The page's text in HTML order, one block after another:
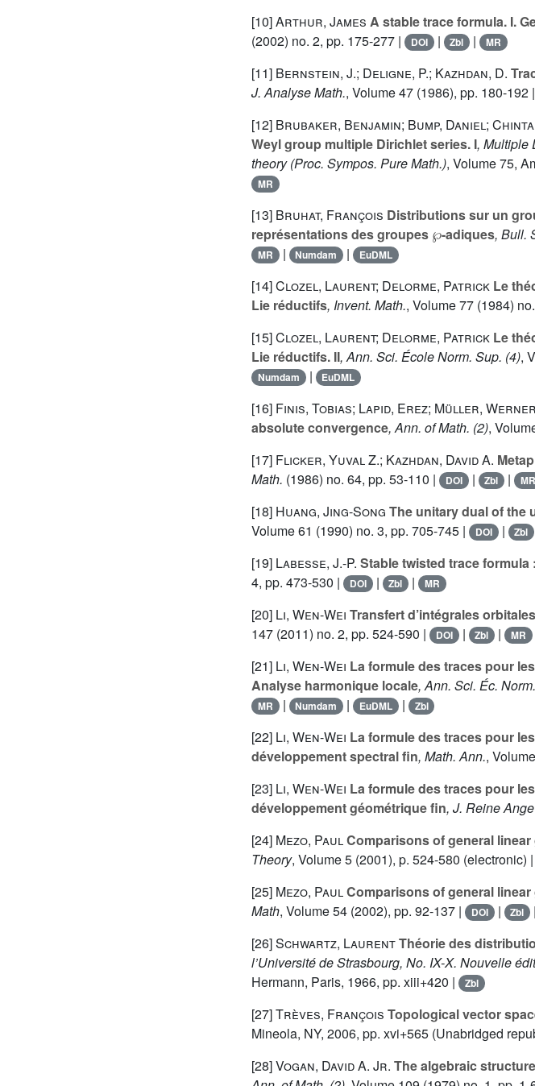
[10]Arthur, James A stable trace formula. I.
(2002) no. 2, pp. 175-277 |
DOI | Zbl | MR
[11] Bernstein, J.; Deligne, P.; Kazhdan, D.
J. Analyse Math., Volume 47 (1986), pp. 180-192 |
[12] Brubaker, Benjamin; Bump, Daniel;
Weyl group multiple Dirichlet series. I, Multiple
theory(Proc. Sympos. Pure Math.), Volume 75,
MR
[13] Bruhat, François Distributions sur un
représentations des groupes
℘
-adiques, Bull.
MR | Numdam | EuDML
[14]Clozel, Laurent; Delorme, Patrick Le
Lie réductifs, Invent. Math., Volume 77 (1984)
[15]Clozel, Laurent; Delorme, Patrick Le
Lie réductifs. II, Ann. Sci. École Norm. Sup. (4),
Numdam | EuDML
[16] Finis, Tobias; Lapid, Erez; Müller, Werner
absolute convergence, Ann. of Math. (2),
[17] Flicker, Yuval Z.; Kazhdan, David A.
Math. (1986) no. 64, pp. 53-110 | DOI | Zbl | MR
[18] Huang, Jing-Song The unitary dual of the
Volume 61 (1990) no. 3, pp. 705-745 | DOI | Zbl
[19] Labesse, J.-P. Stable twisted trace formula
4, pp. 473-530 |
DOI | Zbl | MR
[20] Li, Wen-Wei Transfert d’intégrales
147 (2011) no. 2, pp. 524-590 | DOI | Zbl | MR
[21] Li, Wen-Wei La formule des traces pour
Analyse harmonique locale, Ann. Sci. Éc.
MR | Numdam | EuDML | Zbl
[22] Li, Wen-Wei La formule des traces pour
développement spectral fin, Math. Ann.,
[23] Li, Wen-Wei La formule des traces pour
développement géométrique fin, J. Reine
[24] Mezo, PaulComparisons of general
Theory, Volume 5 (2001), p. 524-580 (electronic) |
[25] Mezo, PaulComparisons of general
Math, Volume 54 (2002), pp. 92-137 | DOI | Zbl
[26]Schwartz, LaurentThéorie des
l’Université de Strasbourg, No. IX-X. Nouvelle
Hermann, Paris, 1966, pp. xiii+420 |
Zbl
[27]Trèves, François Topological vector
Mineola, NY, 2006, pp. xvi+565 (Unabridged
[28]Vogan, David A. Jr. The algebraic